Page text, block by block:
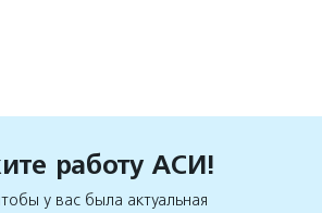
работу АСИ!
у вас была актуальная